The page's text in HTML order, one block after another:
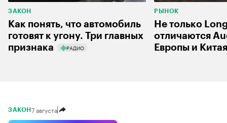
ЗАКОН
Как понять, что автомобиль
готовят к угону. Три главных
признака
РАДИО
РЫНОК
Не только
отличаются
Европы и Китая
ЗАКОН 7 августа